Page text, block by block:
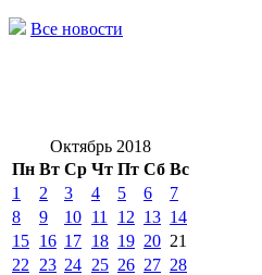
Все новости
Октябрь 2018
Пн Вт Ср Чт Пт Сб Вс
1 2 3 4 5 6
7
8
9 10 11 12 13 14
15 16 17 18 19 20 21
22
23 24 25 26 27 28